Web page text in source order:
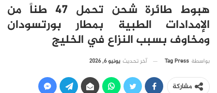
هبوط طائرة شحن تحمل 47 طناً من
الإمدادات الطبية بمطار بورتسودان
ومخاوف بسبب النزاع في الخليج
بواسطة Tag Press آخر تحديث يونيو 6, 2026
مشاركة